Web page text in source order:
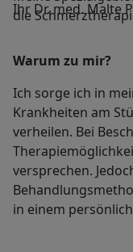
die
Ihr Dr. med. Malte
Warum zu mir?
Ich sorge ich in
Krankheiten am
verheilen. Bei
versprechen.
in einem